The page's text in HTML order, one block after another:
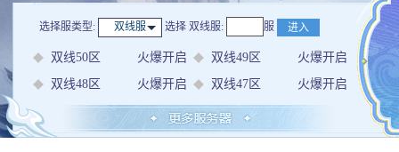
选择服类型: 双线服 选择 双线服: 服 进入
双线50区 火爆开启 双线49区
火爆开启
双线48区
火爆开启 双线47区 火爆开启